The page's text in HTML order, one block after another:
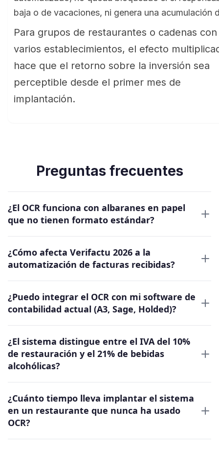
baja o de vacaciones, ni genera una acumulación
Para grupos de restaurantes o cadenas con
varios establecimientos, el efecto
hace que el retorno sobre la inversión sea
perceptible desde el primer mes de
implantación.
Preguntas frecuentes
¿El OCR funciona con albaranes en papel
que no tienen formato estándar?
¿Cómo afecta Verifactu 2026 a la
automatización de facturas recibidas?
¿Puedo integrar el OCR con mi software de
contabilidad actual (A3, Sage, Holded)?
¿El sistema distingue entre el IVA del 10%
de restauración y el 21% de bebidas
alcohólicas?
¿Cuánto tiempo lleva implantar el sistema
en un restaurante que nunca ha usado
OCR?